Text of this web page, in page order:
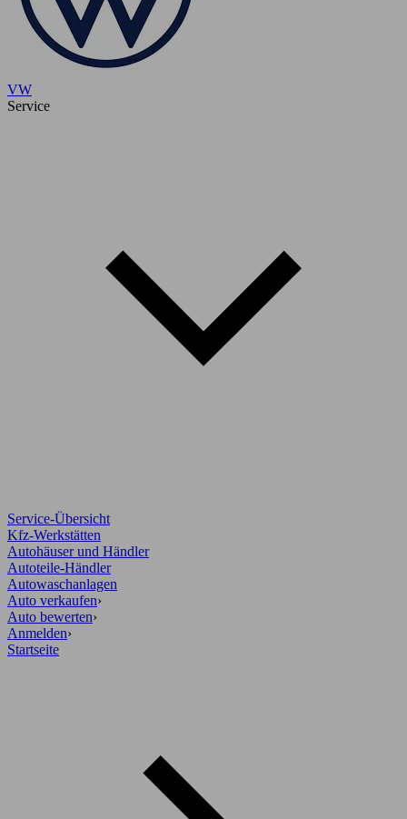
VW
Service
Service-Übersicht
Kfz-Werkstätten
Autohäuser und Händler
Autoteile-Händler
Autowaschanlagen
Auto verkaufen›
Auto bewerten›
Anmelden›
Startseite